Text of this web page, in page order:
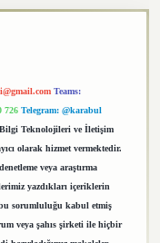
Teams:
726 Telegram: @karabul
Bilgi Teknolojileri ve İletişim
olarak hizmet vermektedir.
veya araştırma
yazdıkları içeriklerin
sorumluluğu kabul etmiş
veya şahıs şirketi ile hiçbir